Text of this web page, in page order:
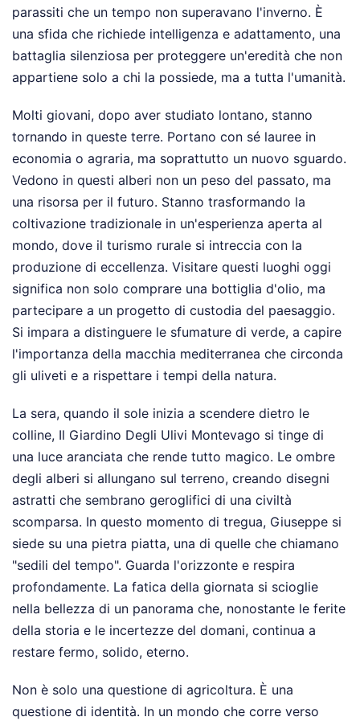
parassiti che un tempo non superavano l'inverno. È
una sfida che richiede intelligenza e adattamento, una
battaglia silenziosa per proteggere un'eredità che non
appartiene solo a chi la possiede, ma a tutta l'umanità.
Molti giovani, dopo aver studiato lontano, stanno
tornando in queste terre. Portano con sé lauree in
economia o agraria, ma soprattutto un nuovo sguardo.
Vedono in questi alberi non un peso del passato, ma
una risorsa per il futuro. Stanno trasformando la
coltivazione tradizionale in un'esperienza aperta al
mondo, dove il turismo rurale si intreccia con la
produzione di eccellenza. Visitare questi luoghi oggi
significa non solo comprare una bottiglia d'olio, ma
partecipare a un progetto di custodia del paesaggio.
Si impara a distinguere le sfumature di verde, a capire
l'importanza della macchia mediterranea che circonda
gli uliveti e a rispettare i tempi della natura.
La sera, quando il sole inizia a scendere dietro le
colline, Il Giardino Degli Ulivi Montevago si tinge di
una luce aranciata che rende tutto magico. Le ombre
degli alberi si allungano sul terreno, creando disegni
astratti che sembrano geroglifici di una civiltà
scomparsa. In questo momento di tregua, Giuseppe si
siede su una pietra piatta, una di quelle che chiamano
"sedili del tempo". Guarda l'orizzonte e respira
profondamente. La fatica della giornata si scioglie
nella bellezza di un panorama che, nonostante le ferite
della storia e le incertezze del domani, continua a
restare fermo, solido, eterno.
Non è solo una questione di agricoltura. È una
questione di identità. In un mondo che corre verso